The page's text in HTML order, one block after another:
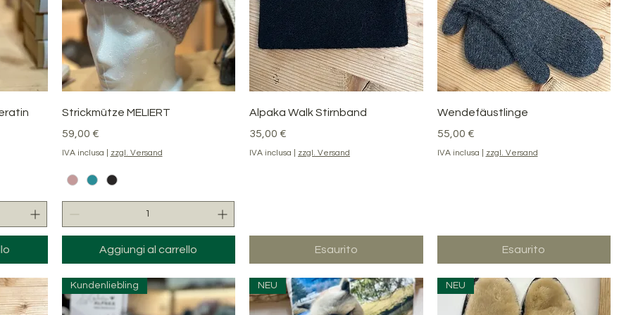
Vista rapida
Strickmütze MELIERT
Prezzo
59,00 €
IVA inclusa zzgl. Versand
Aggiungi al carrello
Vista rapida
Alpaka Walk Stirnband
Prezzo
35,00 €
IVA inclusa zzgl. Versand
Esaurito
Vista rapida
Wendefäustlinge
Prezzo
55,00 €
IVA inclusa zzgl. Versand
Esaurito
Kundenliebling NEU NEU